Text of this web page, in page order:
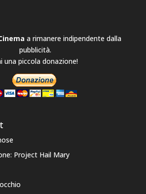
a rimanere indipendente dalla
pubblicità.
una piccola donazione!
Project Hail Mary